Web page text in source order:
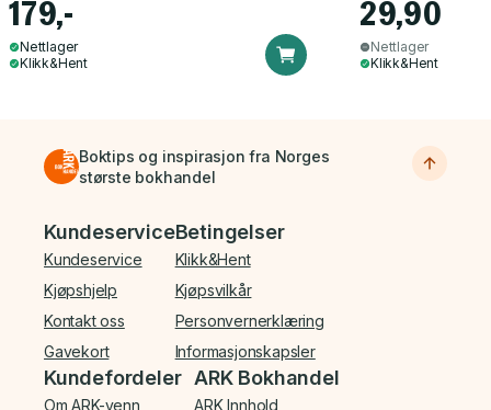
179,-
Nettlager
Klikk&Hent
29,90
Nettlager
Klikk&Hent
Boktips og inspirasjon fra Norges
største bokhandel
Bunnmeny
Kundeservice
Kundeservice
Kjøpshjelp
Kontakt oss
Gavekort
Betingelser
Klikk&Hent
Kjøpsvilkår
Personvernerklæring
Informasjonskapsler
Kundefordeler
Om ARK-venn
ARK Bokhandel
ARK Innhold